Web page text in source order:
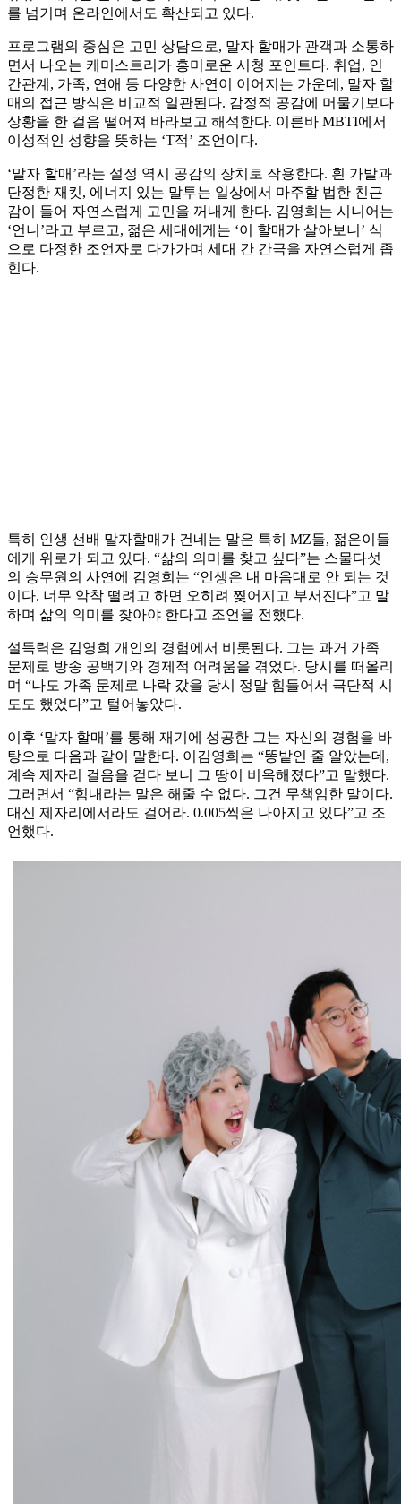
를 넘기며 온라인에서도 확산되고 있다.
프로그램의 중심은 고민 상담으로, 말자 할매가 관객과 소통하
면서 나오는 케미스트리가 흥미로운 시청 포인트다. 취업, 인
간관계, 가족, 연애 등 다양한 사연이 이어지는 가운데, 말자 할
매의 접근 방식은 비교적 일관된다. 감정적 공감에 머물기보다
상황을 한 걸음 떨어져 바라보고 해석한다. 이른바 MBTI에서
이성적인 성향을 뜻하는 ‘T적’ 조언이다.
‘말자 할매’라는 설정 역시 공감의 장치로 작용한다. 흰 가발과
단정한 재킷, 에너지 있는 말투는 일상에서 마주할 법한 친근
감이 들어 자연스럽게 고민을 꺼내게 한다. 김영희는 시니어는
‘언니’라고 부르고, 젊은 세대에게는 ‘이 할매가 살아보니’ 식
으로 다정한 조언자로 다가가며 세대 간 간극을 자연스럽게 좁
힌다.
특히 인생 선배 말자할매가 건네는 말은 특히 MZ들, 젊은이들
에게 위로가 되고 있다. “삶의 의미를 찾고 싶다”는 스물다섯
의 승무원의 사연에 김영희는 “인생은 내 마음대로 안 되는 것
이다. 너무 악착 떨려고 하면 오히려 찢어지고 부서진다”고 말
하며 삶의 의미를 찾아야 한다고 조언을 전했다.
설득력은 김영희 개인의 경험에서 비롯된다. 그는 과거 가족
문제로 방송 공백기와 경제적 어려움을 겪었다. 당시를 떠올리
며 “나도 가족 문제로 나락 갔을 당시 정말 힘들어서 극단적 시
도도 했었다”고 털어놓았다.
이후 ‘말자 할매’를 통해 재기에 성공한 그는 자신의 경험을 바
탕으로 다음과 같이 말한다. 이김영희는 “똥밭인 줄 알았는데,
계속 제자리 걸음을 걷다 보니 그 땅이 비옥해졌다”고 말했다.
그러면서 “힘내라는 말은 해줄 수 없다. 그건 무책임한 말이다.
대신 제자리에서라도 걸어라. 0.005씩은 나아지고 있다”고 조
언했다.